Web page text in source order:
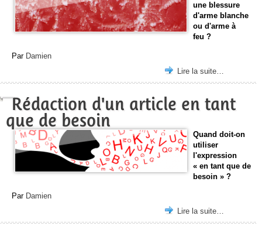
une blessure
d'arme blanche
ou d'arme à
feu ?
Par Damien
Lire la suite…
Rédaction d'un article en tant
que de besoin
Quand doit-on
utiliser
l'expression
« en tant que de
besoin » ?
Par Damien
Lire la suite…